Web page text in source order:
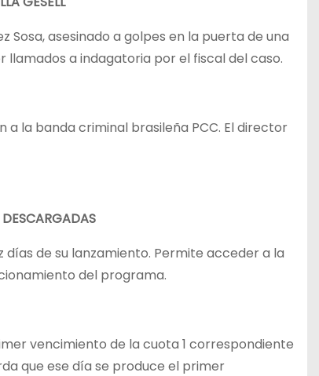
Sosa, asesinado a golpes en la puerta de una
llamados a indagatoria por el fiscal del caso.
la banda criminal brasileña PCC. El director
días de su lanzamiento. Permite acceder a la
del programa.
vencimiento de la cuota 1 correspondiente
que ese día se produce el primer